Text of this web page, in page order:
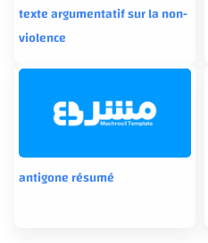
texte argumentatif sur la non-
violence
antigone résumé